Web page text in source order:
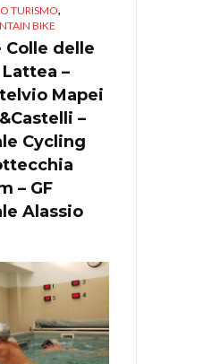
TURISMO,
BIKE
Colle delle
–
Mapei
–
Cycling
– GF
Alassio